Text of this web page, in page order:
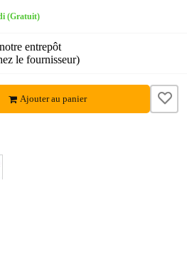
(Gratuit)
entrepôt
le fournisseur)
Ajouter au panier